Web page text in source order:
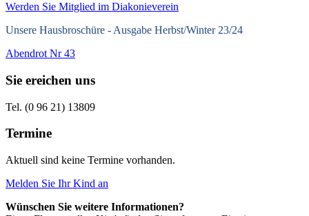
Werden Sie Mitglied im Diakonieverein
Unsere Hausbroschüre - Ausgabe Herbst/Winter 23/24
Abendrot Nr 43
Sie ereichen uns
Tel. (0 96 21) 13809
Termine
Aktuell sind keine Termine vorhanden.
Melden Sie Ihr Kind an
Wünschen Sie weitere Informationen?